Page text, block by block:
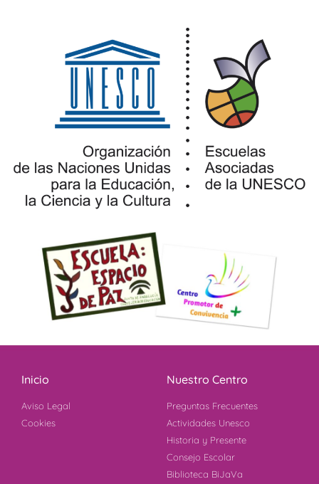
Inicio
Aviso Legal
Cookies
Nuestro Centro
Preguntas Frecuentes
Actividades Unesco
Historia y Presente
Consejo Escolar
Biblioteca BiJaVa